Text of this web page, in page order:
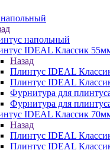
напольный
IDEAL Классик
Назад
Плинтус IDEAL
Плинтус IDEAL
Фурнитура для
Фурнитура для
IDEAL Классик
Назад
Плинтус IDEAL
Плинтус IDEAL